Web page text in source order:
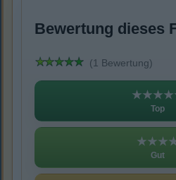
Bewertung dieses
(1 Bewertung)
Top
Gut